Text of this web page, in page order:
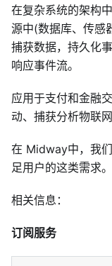
在复杂系统的架构
源中(数据库、传感
捕获数据，持久化
响应事件流。
应用于支付和金融
动、捕获分析物联网
在 Midway中，我
足用户的这类需求。
相关信息：
订阅服务